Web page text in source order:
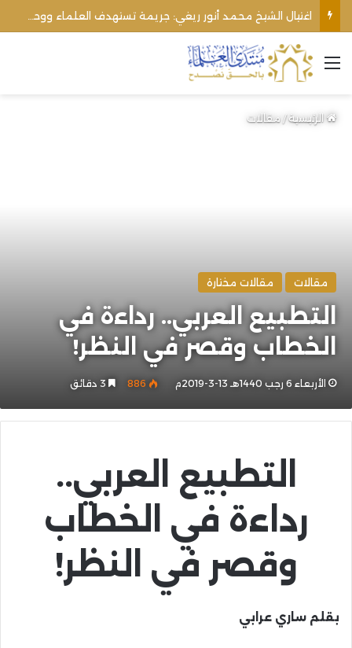
الأوقاف الفلسطينية تنفي صحة تعميم يمنع رفع الأذان عبر السماعات الخارجية للمساجد القريبة من المستوطنات
القائمة
الرئيسية/مقالات
مقالات مقالات مختارة
التطبيع العربي.. رداءة في
الخطاب وقصر في النظر!
الأربعاء 6 رجب 1440هـ 13-3-2019م 886
التطبيع العربي..
رداءة في الخطاب
وقصر في النظر!
بقلم ساري عرابي